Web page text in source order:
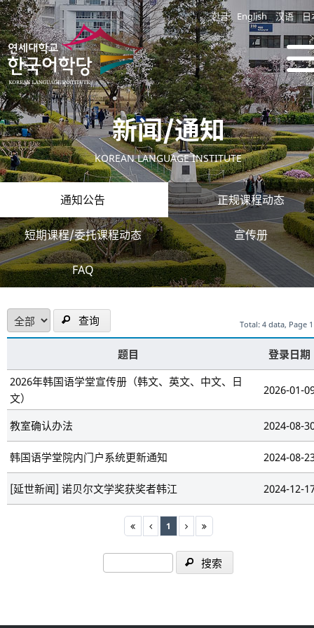
한글 English 汉语 日
新闻/通知
KOREAN LANGUAGE INSTITUTE
通知公告 正规课程动态
短期课程/委托课程动态 宣传册
FAQ
查询 Total: 4 data, Page
题目
登录日期
2026年韩国语学堂宣传册（韩文、英文、中文、日
文）
2026-01-
教室确认办法 2024-08-
韩国语学堂院内门户系统更新通知 2024-08-
[延世新闻] 诺贝尔文学奖获奖者韩江 2024-12-
1
搜索